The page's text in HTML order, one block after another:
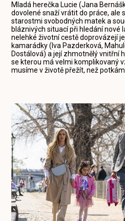
Mladá herečka Lucie (Jana
dovolené snaží vrátit do práce, ale
starostmi svobodných matek a
bláznivých situací při hledání nové
nelehké životní cestě doprovázejí
kamarádky (Iva Pazderková,
Dostálová) a její zhmotnělý vnitřní
se kterou má velmi komplikovaný
musíme v životě přežít, než